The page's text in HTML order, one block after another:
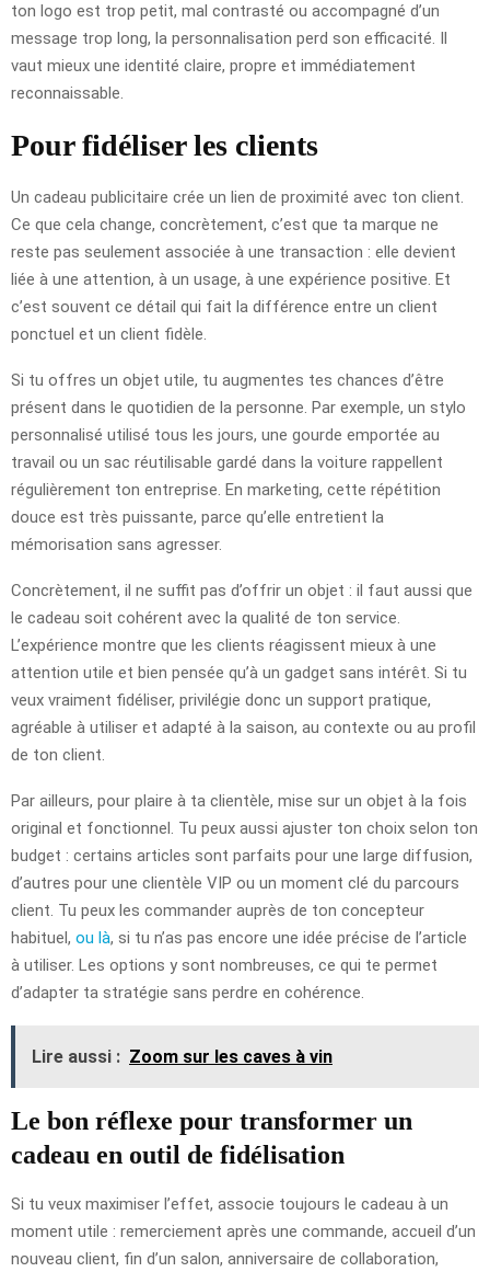
ton logo est trop petit, mal contrasté ou accompagné d’un
message trop long, la personnalisation perd son efficacité. Il
vaut mieux une identité claire, propre et immédiatement
reconnaissable.
Pour fidéliser les clients
Un cadeau publicitaire crée un lien de proximité avec ton client.
Ce que cela change, concrètement, c’est que ta marque ne
reste pas seulement associée à une transaction : elle devient
liée à une attention, à un usage, à une expérience positive. Et
c’est souvent ce détail qui fait la différence entre un client
ponctuel et un client fidèle.
Si tu offres un objet utile, tu augmentes tes chances d’être
présent dans le quotidien de la personne. Par exemple, un stylo
personnalisé utilisé tous les jours, une gourde emportée au
travail ou un sac réutilisable gardé dans la voiture rappellent
régulièrement ton entreprise. En marketing, cette répétition
douce est très puissante, parce qu’elle entretient la
mémorisation sans agresser.
Concrètement, il ne suffit pas d’offrir un objet : il faut aussi que
le cadeau soit cohérent avec la qualité de ton service.
L’expérience montre que les clients réagissent mieux à une
attention utile et bien pensée qu’à un gadget sans intérêt. Si tu
veux vraiment fidéliser, privilégie donc un support pratique,
agréable à utiliser et adapté à la saison, au contexte ou au profil
de ton client.
Par ailleurs, pour plaire à ta clientèle, mise sur un objet à la fois
original et fonctionnel. Tu peux aussi ajuster ton choix selon ton
budget : certains articles sont parfaits pour une large diffusion,
d’autres pour une clientèle VIP ou un moment clé du parcours
client. Tu peux les commander auprès de ton concepteur
habituel, ou là, si tu n’as pas encore une idée précise de l’article
à utiliser. Les options y sont nombreuses, ce qui te permet
d’adapter ta stratégie sans perdre en cohérence.
Lire aussi : Zoom sur les caves à vin
Le bon réflexe pour transformer un
cadeau en outil de fidélisation
Si tu veux maximiser l’effet, associe toujours le cadeau à un
moment utile : remerciement après une commande, accueil d’un
nouveau client, fin d’un salon, anniversaire de collaboration,